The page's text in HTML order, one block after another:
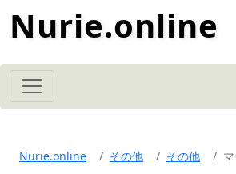
Nurie.online
Nurie.online その他 その他